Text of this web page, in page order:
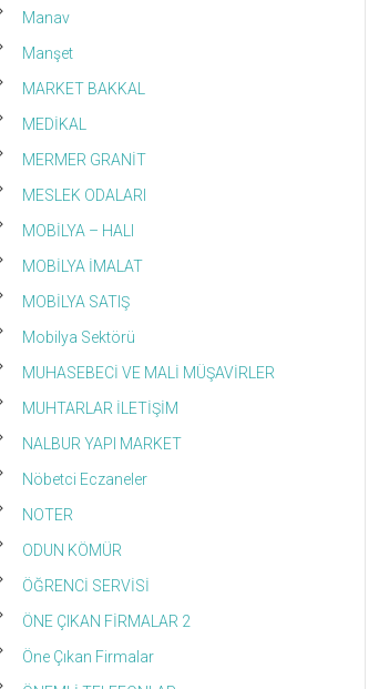
Manav
Manşet
MARKET BAKKAL
MEDİKAL
MERMER GRANİT
MESLEK ODALARI
MOBİLYA – HALI
MOBİLYA İMALAT
MOBİLYA SATIŞ
Mobilya Sektörü
MUHASEBECİ VE MALİ MÜŞAVİRLER
MUHTARLAR İLETİŞİM
NALBUR YAPI MARKET
Nöbetci Eczaneler
NOTER
ODUN KÖMÜR
ÖĞRENCİ SERVİSİ
ÖNE ÇIKAN FİRMALAR 2
Öne Çıkan Firmalar